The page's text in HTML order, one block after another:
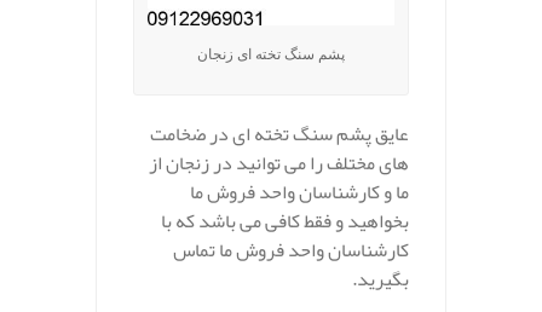
پشم سنگ تخته ای زنجان
عایق پشم سنگ تخته ای در ضخامت
های مختلف را می توانید در زنجان از
ما و کارشناسان واحد فروش ما
بخواهید و فقط کافی می باشد که با
کارشناسان واحد فروش ما تماس
بگیرید.